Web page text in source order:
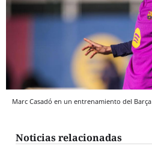
Marc Casadó en un entrenamiento del Barça
Noticias relacionadas